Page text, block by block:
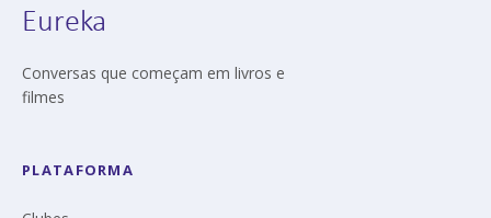
Eureka
Conversas que começam em livros e
filmes
PLATAFORMA